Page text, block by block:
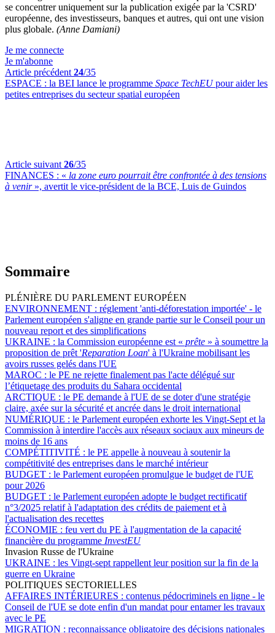
se concentrer uniquement sur la publication exigée par la 'CSRD'
européenne, des investisseurs, banques et autres, qui ont une vision
plus globale. (Anne Damiani)
Je me connecte
Je m'abonne
Article précédent 24/35
ESPACE : la BEI lance le programme Space TechEUpour aider les
petites entreprises du secteur spatial européen
Article suivant 26/35
FINANCES : « la zone euro pourrait être confrontée à des tensions
à venir », avertit le vice-président de la BCE, Luis de Guindos
Sommaire
PLÉNIÈRE DU PARLEMENT EUROPÉEN
ENVIRONNEMENT : réglement 'anti-déforestation importée' - le
Parlement européen s'aligne en grande partie sur le Conseil pour un
nouveau report et des simplifications
UKRAINE : la Commission européenne est « prête » à soumettre la
proposition de prêt 'Reparation Loan' à l'Ukraine mobilisant les
avoirs russes gelés dans l'UE
MAROC : le PE ne rejette finalement pas l'acte délégué sur
l’étiquetage des produits du Sahara occidental
ARCTIQUE : le PE demande à l'UE de se doter d'une stratégie
claire, axée sur la sécurité et ancrée dans le droit international
NUMÉRIQUE : le Parlement européen exhorte les Vingt-Sept et la
Commission à interdire l'accès aux réseaux sociaux aux mineurs de
moins de 16 ans
COMPÉTITIVITÉ : le PE appelle à nouveau à soutenir la
compétitivité des entreprises dans le marché intérieur
BUDGET : le Parlement européen promulgue le budget de l'UE
pour 2026
BUDGET : le Parlement européen adopte le budget rectificatif
n°3/2025 relatif à l'adaptation des crédits de paiement et à
l'actualisation des recettes
ÉCONOMIE : feu vert du PE à l'augmentation de la capacité
financière du programme InvestEU
Invasion Russe de l'Ukraine
UKRAINE : les Vingt-sept rappellent leur position sur la fin de la
guerre en Ukraine
POLITIQUES SECTORIELLES
AFFAIRES INTÉRIEURES : contenus pédocriminels en ligne - le
Conseil de l'UE se dote enfin d'un mandat pour entamer les travaux
avec le PE
MIGRATION : reconnaissance obligatoire des décisions nationales